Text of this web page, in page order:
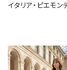
イタリア・ピエモ